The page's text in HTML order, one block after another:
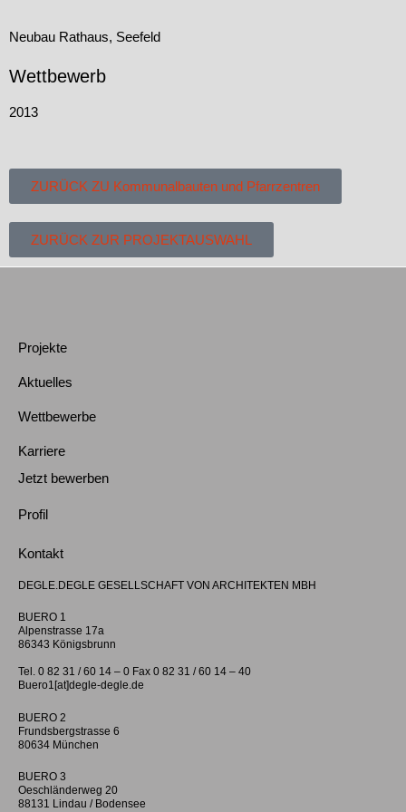
Neubau Rathaus, Seefeld
Wettbewerb
2013
ZURÜCK ZU Kommunalbauten und Pfarrzentren
ZURÜCK ZUR PROJEKTAUSWAHL
Projekte
Aktuelles
Wettbewerbe
Karriere
Jetzt bewerben
Profil
Kontakt
DEGLE.DEGLE GESELLSCHAFT VON ARCHITEKTEN MBH
BUERO 1
Alpenstrasse 17a
86343 Königsbrunn
Tel. 0 82 31 / 60 14 – 0 Fax 0 82 31 / 60 14 – 40
Buero1[at]degle-degle.de
BUERO 2
Frundsbergstrasse 6
80634 München
BUERO 3
Oeschländerweg 20
88131 Lindau / Bodensee